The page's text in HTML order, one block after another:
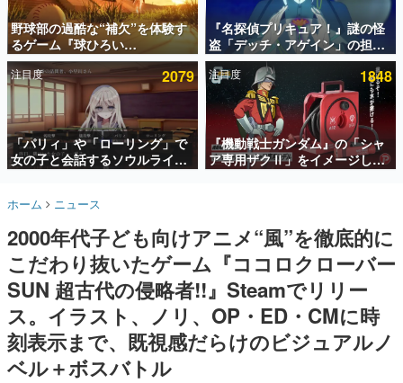
アプリセール情報
インタビュー
連載・特集一覧
殿堂入り記事
SNS拡散数が数千以上！ ページビュー数万以上！ などな
ど。多くの人々に読まれた、電ファミ渾身の“殿堂入り”記
事をまとめました。
名作ゲームクリエイターの方々に製作時のエピソードをお
きます。
赫本
この物語を解いてはいけない。『赫本』は、〈試験問題〉
の形をした短編ホラー小説集です。
新世代に訊く
これからのデジタルゲーム市場を担う若きクリエイター達
の姿を追い、彼らのルーツと情熱を探っていきます。
野球部の過酷な“補欠”を体験す
るゲーム『球ひろい
Simulator』が「1件」のウィッ
シュリストをもとにチェコ語に
対応しSNSで話題に。『キング
ダム・カム』開発元やチェコの
プロ野球選手から称賛の声
『名探偵プリキュア！』謎の怪
盗「デッチ・アゲイン」の担当
キャストは天﨑滉平さんと判
明。『Re:ゼロから始める異世
界生活』オットー役、『ヒプノ
シスマイク』山田三郎役など
注目度 2079
「パリィ」や「ローリング」で
女の子と会話するソウルライク
恋愛ゲーム『小早川さんはソウ
敗すると「YOU DIED」
注目度 1848
『機動戦士ガンダム』の「シャ
ア専用ザクⅡ」をイメージした
散水ホースリールが予約開始。
ム、型式番号などを配置
ホーム ニュース
2000年代子ども向けアニメ“風”を徹底的に
こだわり抜いたゲーム『ココロクローバー
SUN 超古代の侵略者!!』Steamでリリー
ス。イラスト、ノリ、OP・ED・CMに時
刻表示まで、既視感だらけのビジュアルノ
ベル＋ボスバトル